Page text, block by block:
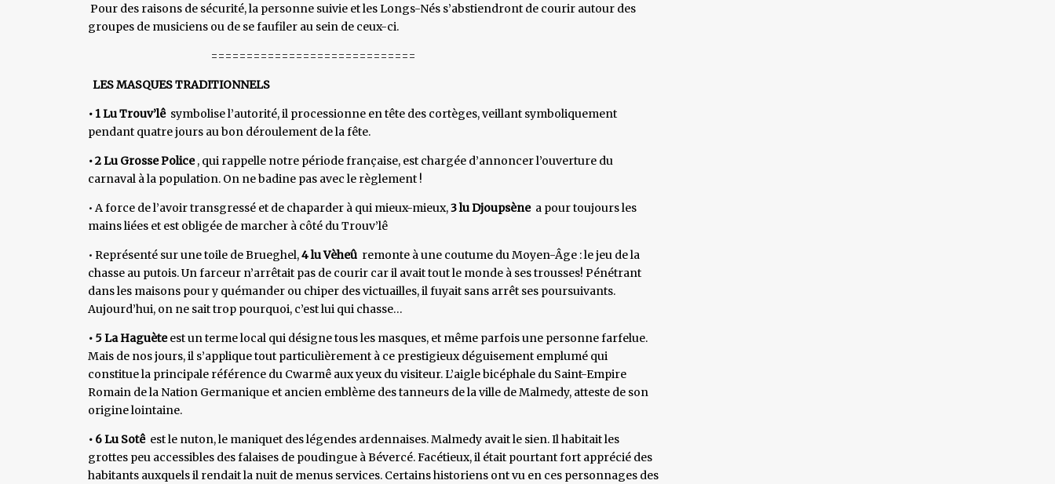
Pour des raisons de sécurité, la personne suivie et les Longs-Nés s’abstiendront de courir autour des
groupes de musiciens ou de se faufiler au sein de ceux-ci.
=============================
LES MASQUES TRADITIONNELS
• 1 Lu Trouv’lêsymbolise l’autorité, il processionne en tête des cortèges, veillant symboliquement
pendant quatre jours au bon déroulement de la fête.
• 2 Lu Grosse Police, qui rappelle notre période française, est chargée d’annoncer l’ouverture du
carnaval à la population. On ne badine pas avec le règlement !
• A force de l’avoir transgressé et de chaparder à qui mieux-mieux,3 lu Djoupsènea pour toujours les
mains liées et est obligée de marcher à côté du Trouv’lê
• Représenté sur une toile de Brueghel,4 lu Vèheû remonte à une coutume du Moyen-Âge : le jeu de la
chasse au putois. Un farceur n’arrêtait pas de courir car il avait tout le monde à ses trousses! Pénétrant
dans les maisons pour y quémander ou chiper des victuailles, il fuyait sans arrêt ses poursuivants.
Aujourd’hui, on ne sait trop pourquoi, c’est lui qui chasse…
• 5 La Haguèteest un terme local qui désigne tous les masques, et même parfois une personne farfelue.
Mais de nos jours, il s’applique tout particulièrement à ce prestigieux déguisement emplumé qui
constitue la principale référence du Cwarmê aux yeux du visiteur. L’aigle bicéphale du Saint-Empire
Romain de la Nation Germanique et ancien emblème des tanneurs de la ville de Malmedy, atteste de son
origine lointaine.
• 6 Lu Sotêest le nuton, le maniquet des légendes ardennaises. Malmedy avait le sien. Il habitait les
grottes peu accessibles des falaises de poudingue à Bévercé. Facétieux, il était pourtant fort apprécié des
habitants auxquels il rendait la nuit de menus services. Certains historiens ont vu en ces personnages des